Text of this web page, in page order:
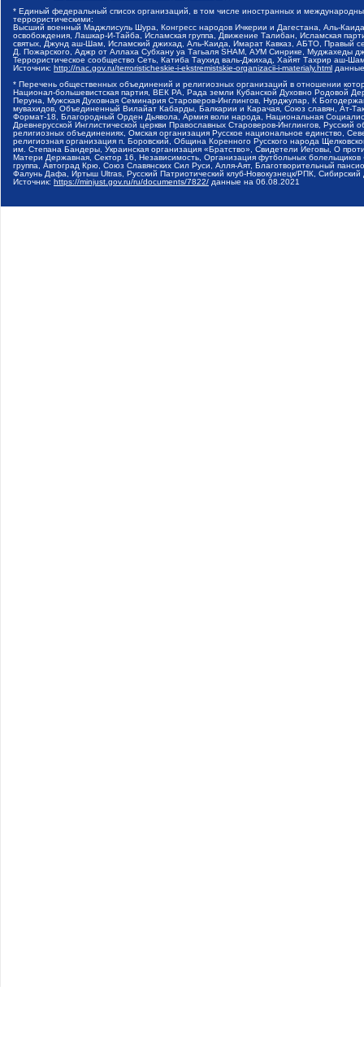
* Единый федеральный список организаций, в том числе иностранных и
террористическими:
Высший военный Маджлисуль Шура, Конгресс народов Ичкерии и Дагестана, Аль-
освобождения, Лашкар-И-Тайба, Исламская группа, Движение Талибан, Исламская
святых, Джунд аш-Шам, Исламский джихад, Аль-Каида, Имарат Кавказ, АБТО, Правый
Д. Пожарского, Аджр от Аллаха Субхану уа Тагьаля SHAM, АУМ Синрике, Муджахеды
Террористическое сообщество Сеть, Катиба Таухид валь-Джихад, Хайят Тахрир аш-
Источник: http://nac.gov.ru/terroristicheskie-i-ekstremistskie-organizacii-i-materialy.html
* Перечень общественных объединений и религиозных организаций в отношении
Национал-большевистская партия, ВЕК РА, Рада земли Кубанской Духовно Родовой
Перуна, Мужская Духовная Семинария Староверов-Инглингов, Нурджулар, К
мувахидов, Объединенный Вилайат Кабарды, Балкарии и Карачая, Союз славян, Ат-
Формат-18, Благородный Орден Дьявола, Армия воли народа, Национальная
Древнерусской Инглистической церкви Православных Староверов-Инглингов,
религиозных объединениях, Омская организация Русское национальное единство,
религиозная организация п. Боровский, Община Коренного Русского народа
им. Степана Бандеры, Украинская организация «Братство», Свидетели Иеговы, О
Матери Державная, Сектор 16, Независимость, Организация футбольных
группа, Автоград Крю, Союз Славянских Сил Руси, Алля-Аят, Благотворительный
Фалунь Дафа, Иртыш Ultras, Русский Патриотический клуб-Новокузнецк/РПК,
Источник: https://minjust.gov.ru/ru/documents/7822/ данные на 06.08.2021